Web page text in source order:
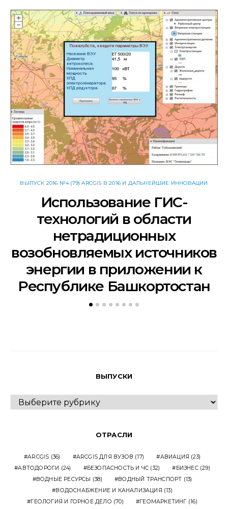
ВЫПУСК 2016 №4 (79) ARCGIS В 2016 И ДАЛЬНЕЙШИЕ ИННОВАЦИИ
Использование ГИС-
технологий в области
нетрадиционных
возобновляемых источников
энергии в приложении к
Республике Башкортостан
ВЫПУСКИ
ВЫПУСКИ
ОТРАСЛИ
ARCGIS (36) ARCGIS ДЛЯ ВУЗОВ (17) АВИАЦИЯ (23)
АВТОДОРОГИ (24) БЕЗОПАСНОСТЬ И ЧС (32) БИЗНЕС(29)
ВОДНЫЕ РЕСУРСЫ
(38) ВОДНЫЙ ТРАНСПОРТ (13)
ВОДОСНАБЖЕНИЕ И КАНАЛИЗАЦИЯ (13)
ГЕОЛОГИЯ И ГОРНОЕ ДЕЛО (70) ГЕОМАРКЕТИНГ (16)